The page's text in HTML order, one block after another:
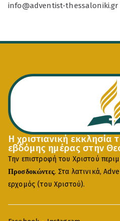
info@adventist-thessaloniki.gr
Η χριστιανική εκκλησία
εβδόμης ημέρας στην
Την επιστροφή του Χριστού
Προσδοκώντες. Στα λατινικά,
ερχομός (του Χριστού).